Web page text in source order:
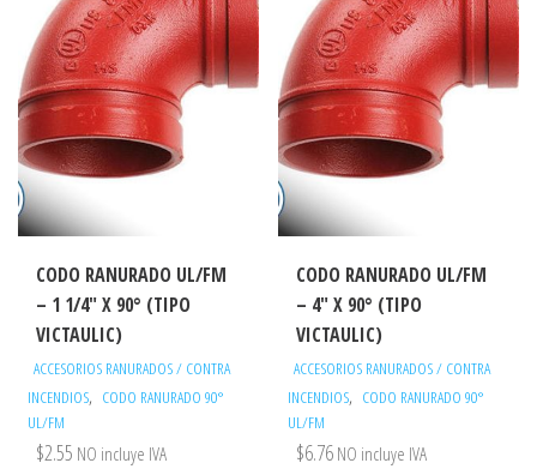
CODO RANURADO UL/FM
– 1 1/4″ X 90° (TIPO
VICTAULIC)
ACCESORIOS RANURADOS / CONTRA
INCENDIOS, CODO RANURADO 90°
UL/FM
$2.55 NO incluye IVA
CODO RANURADO UL/FM
– 4″ X 90° (TIPO
VICTAULIC)
ACCESORIOS RANURADOS / CONTRA
INCENDIOS, CODO RANURADO 90°
UL/FM
$6.76 NO incluye IVA